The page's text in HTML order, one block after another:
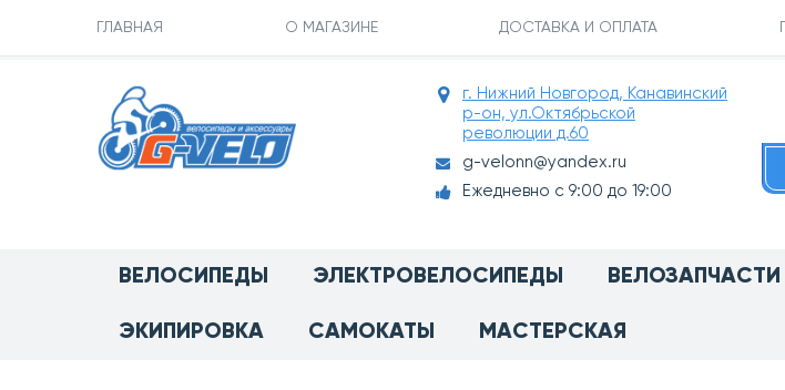
ГЛАВНАЯ О МАГАЗИНЕ ДОСТАВКА И ОПЛАТА
г. Нижний Новгород, Канавинский
р-он, ул.Октябрьской
революции д.60
g-velonn@yandex.ru
Ежедневно с 9:00 до 19:00
ВЕЛОСИПЕДЫ ЭЛЕКТРОВЕЛОСИПЕДЫ ВЕЛОЗАПЧАСТИ
ЭКИПИРОВКА САМОКАТЫ МАСТЕРСКАЯ